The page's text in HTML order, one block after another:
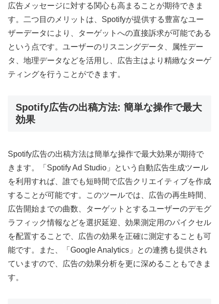
広告メッセージに対する関心も高まることが期待できま
す。二つ目のメリットは、Spotifyが提供する豊富なユー
ザーデータにより、ターゲットへの直接訴求が可能である
という点です。ユーザーのリスニングデータ、属性デー
タ、地理データなどを活用し、広告主はより精緻なターゲ
ティングを行うことができます。
Spotify広告の出稿方法: 簡単な操作で最大
効果
Spotify広告の出稿方法は簡単な操作で最大効果が期待で
きます。「Spotify Ad Studio」という自動広告生成ツール
を利用すれば、誰でも短時間で広告クリエイティブを作成
することが可能です。このツールでは、広告の再生時間、
広告開始までの曲数、ターゲットとするユーザーのデモグ
ラフィック情報などを選択延迎、効果測定用のパイクセル
を配置することで、広告の効果を正確に測定することも可
能です。また、「Google Analytics」との連携も提供され
ていますので、広告の効果分析を更に深めることもできま
す。